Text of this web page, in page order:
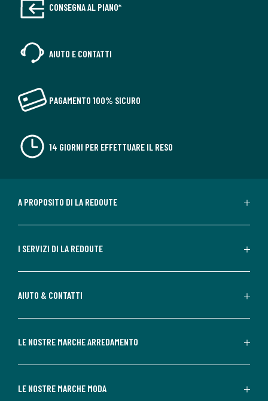
CONSEGNA AL PIANO*
AIUTO E CONTATTI
PAGAMENTO 100% SICURO
14 GIORNI PER EFFETTUARE IL RESO
A PROPOSITO DI LA REDOUTE
I SERVIZI DI LA REDOUTE
AIUTO & CONTATTI
LE NOSTRE MARCHE ARREDAMENTO
LE NOSTRE MARCHE MODA